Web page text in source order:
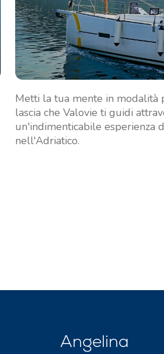
Metti la tua mente in modalità
lascia che Valovie ti guidi
un'indimenticabile esperienza
nell'Adriatico.
Angelina
con Equipaggio
Noleggio Yacht in Flottiglia
Valovie - Assistente di
Navigazione Remota
Trogir